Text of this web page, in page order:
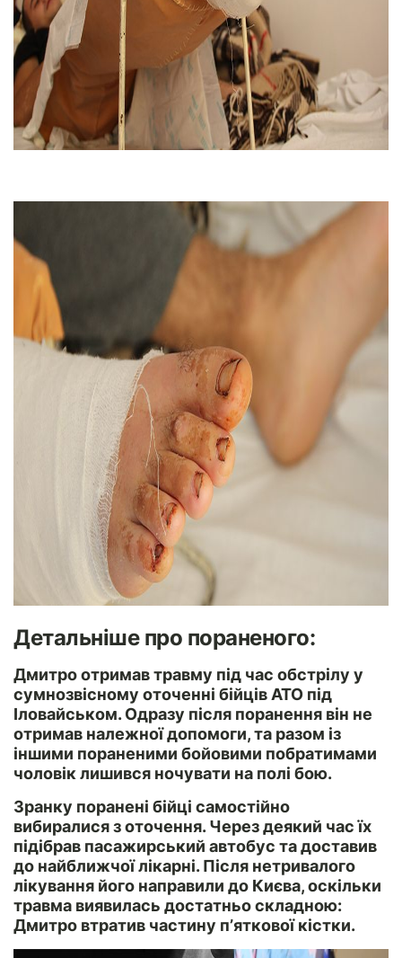
Детальніше про пораненого:
Дмитро отримав травму під час обстрілу у
сумнозвісному оточенні бійців АТО під
Іловайськом. Одразу після поранення він не
отримав належної допомоги, та разом із
іншими пораненими бойовими побратимами
чоловік лишився ночувати на полі бою.
Зранку поранені бійці самостійно
вибиралися з оточення. Через деякий час їх
підібрав пасажирський автобус та доставив
до найближчої лікарні. Після нетривалого
лікування його направили до Києва, оскільки
травма виявилась достатньо складною:
Дмитро втратив частину п’яткової кістки.